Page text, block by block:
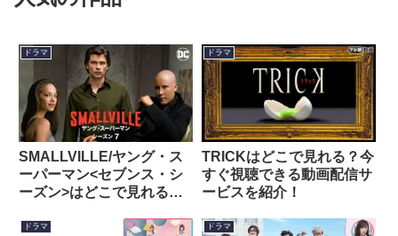
ドラマ
SMALLVILLE/ヤング・ス
ーパーマン<セブンス・シ
ーズン>はどこで見れる？
サービスを紹介！
ドラマ
TRICKはどこで見れる？今
すぐ視聴できる動画配信サ
ービスを紹介！
ドラマ ドラマ